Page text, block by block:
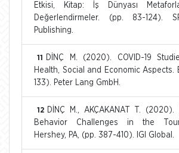
Etkisi, Kitap: İş Dünyası
Değerlendirmeler. (pp. 83-124).
Publishing.
11
DİNÇ M. (2020). COVID-19
Health, Social and Economic Aspects.
133). Peter Lang GmbH.
12
DİNÇ M., AKÇAKANAT T. (2020).
Behavior Challenges in the
Hershey, PA, (pp. 387-410). IGI Global.